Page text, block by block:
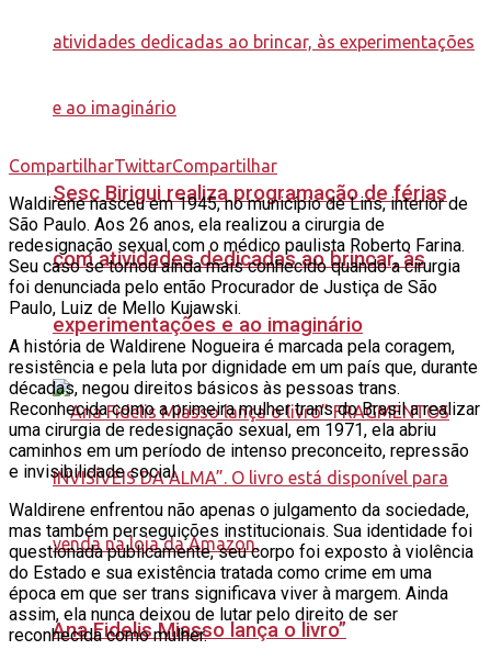
Sesc Birigui realiza programação de férias
com atividades dedicadas ao brincar, às
experimentações e ao imaginário
Ana Fidelis Miasso lança o livro”
CompartilharTwittarCompartilhar
Waldirene nasceu em 1945, no município de Lins, interior de
São Paulo. Aos 26 anos, ela realizou a cirurgia de
redesignação sexual com o médico paulista Roberto Farina.
Seu caso se tornou ainda mais conhecido quando a cirurgia
foi denunciada pelo então Procurador de Justiça de São
Paulo, Luiz de Mello Kujawski.
A história de Waldirene Nogueira é marcada pela coragem,
resistência e pela luta por dignidade em um país que, durante
décadas, negou direitos básicos às pessoas trans.
Reconhecida como a primeira mulher trans do Brasil a realizar
uma cirurgia de redesignação sexual, em 1971, ela abriu
caminhos em um período de intenso preconceito, repressão
e invisibilidade social.
Waldirene enfrentou não apenas o julgamento da sociedade,
mas também perseguições institucionais. Sua identidade foi
questionada publicamente, seu corpo foi exposto à violência
do Estado e sua existência tratada como crime em uma
época em que ser trans significava viver à margem. Ainda
assim, ela nunca deixou de lutar pelo direito de ser
reconhecida como mulher.